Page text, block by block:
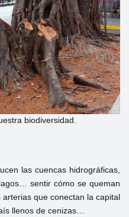
biodiversidad.
las cuencas hidrográficas,
sentir cómo se queman
que conectan la capital
llenos de cenizas…